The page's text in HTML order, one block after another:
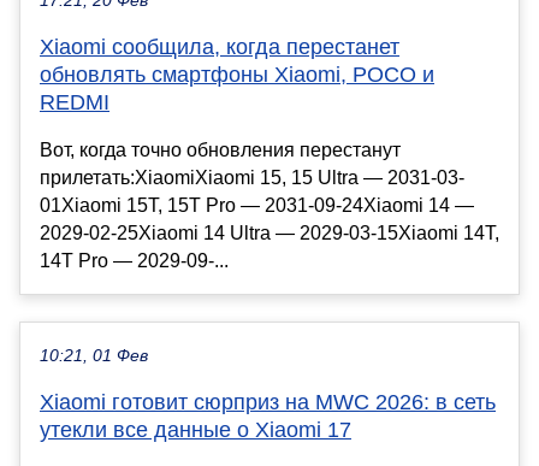
Xiaomi сообщила, когда перестанет
обновлять смартфоны Xiaomi, POCO и
REDMI
Вот, когда точно обновления перестанут
прилетать:XiaomiXiaomi 15, 15 Ultra — 2031-03-
01Xiaomi 15T, 15T Pro — 2031-09-24Xiaomi 14 —
2029-02-25Xiaomi 14 Ultra — 2029-03-15Xiaomi 14T,
14T Pro — 2029-09-...
10:21, 01 Фев
Xiaomi готовит сюрприз на MWC 2026: в сеть
утекли все данные о Xiaomi 17